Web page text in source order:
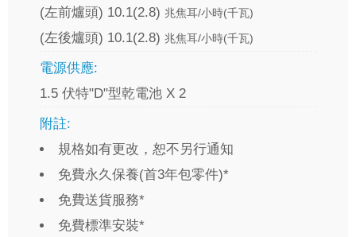
(左前爐頭) 10.1(2.8) 兆焦耳/小時(千瓦)
(左後爐頭) 10.1(2.8) 兆焦耳/小時(千瓦)
電源供應:
1.5 伏特"D"型乾電池 X 2
附註:
規格如有更改，恕不另行通知
免費永久保養(首3年包零件)*
免費送貨服務*
免費標準安裝*